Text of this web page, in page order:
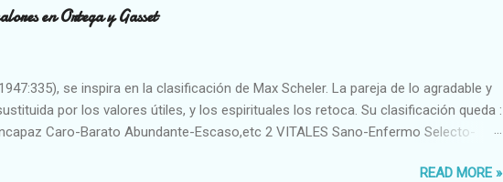
en Ortega y Gasset
se inspira en la clasificación de Max Scheler. La pareja de lo agradable y
por los valores útiles, y los espirituales los retoca. Su clasificación queda :
Caro-Barato Abundante-Escaso,etc 2 VITALES Sano-Enfermo Selecto-
Probable,etc b) Morales Bueno-malo Bondadoso-malvado Justo-InjustoREAD MORE »